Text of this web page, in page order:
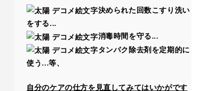
決められた回数こすり洗い
をする...
消毒時間を守る...
タンパク除去剤を定期的に
使う...等、
自分のケアの仕方を見直してみてはいかがです